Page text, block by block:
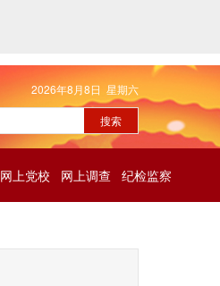
2026年8月8日 星期六
网上党校 网上调查 纪检监察